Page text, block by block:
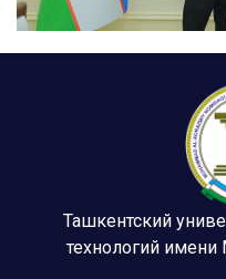
Ташкентский
технологий